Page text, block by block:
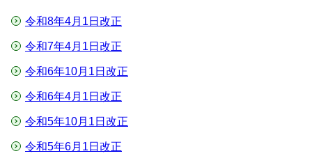
令和8年4月1日改正
令和7年4月1日改正
令和6年10月1日改正
令和6年4月1日改正
令和5年10月1日改正
令和5年6月1日改正